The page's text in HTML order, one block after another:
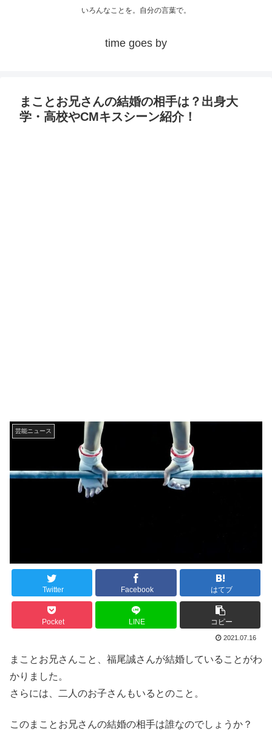
いろんなことを。自分の言葉で。
time goes by
まことお兄さんの結婚の相手は？出身大
学・高校やCMキスシーン紹介！
芸能ニュース
Twitter Facebook はてブ
Pocket LINE コピー
2021.07.16
まことお兄さんこと、福尾誠さんが結婚していることがわ
かりました。
さらには、二人のお子さんもいるとのこと。
このまことお兄さんの結婚の相手は誰なのでしょうか？